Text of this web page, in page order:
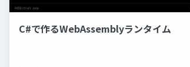
C#で作るWebAssemblyランタイム